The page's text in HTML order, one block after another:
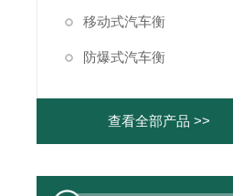
移动式汽车衡
防爆式汽车衡
查看全部产品 >>